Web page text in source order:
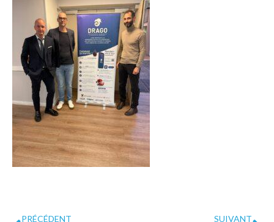
PRÉCÉDENT SUIVANT